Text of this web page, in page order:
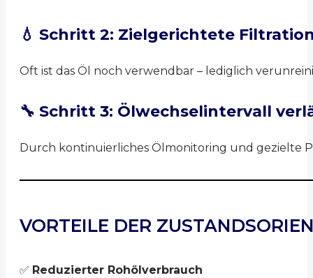
💧 Schritt 2: Zielgerichtete
Oft ist das Öl noch verwendbar – lediglich
🔧 Schritt 3: Ölwechselintervall
Durch kontinuierliches Ölmonitoring und gezielte
VORTEILE DER
✅ Reduzierter Rohölverbrauch